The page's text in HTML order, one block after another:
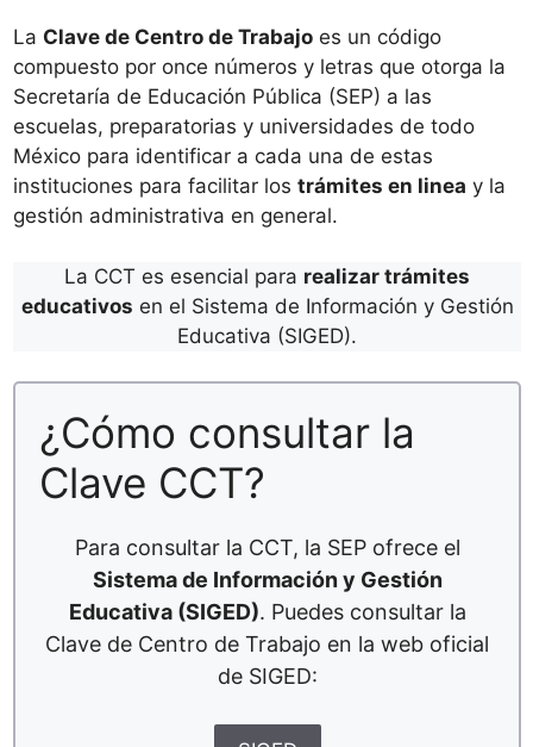
La Clave de Centro de Trabajo es un código
compuesto por once números y letras que otorga la
Secretaría de Educación Pública (SEP) a las
escuelas, preparatorias y universidades de todo
México para identificar a cada una de estas
instituciones para facilitar los trámites en linea y la
gestión administrativa en general.
La CCT es esencial para realizar trámites
educativos en el Sistema de Información y Gestión
Educativa (SIGED).
¿Cómo consultar la
Clave CCT?
Para consultar la CCT, la SEP ofrece el
Sistema de Información y Gestión
Educativa (SIGED). Puedes consultar la
Clave de Centro de Trabajo en la web oficial
de SIGED: